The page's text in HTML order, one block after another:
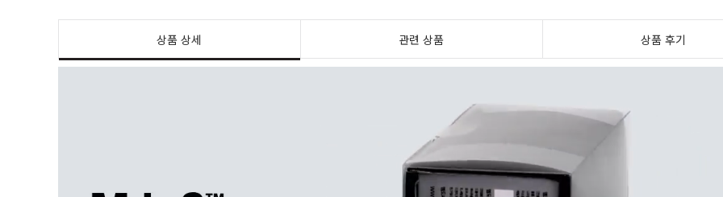
상품 상세 관련 상품 상품 후기